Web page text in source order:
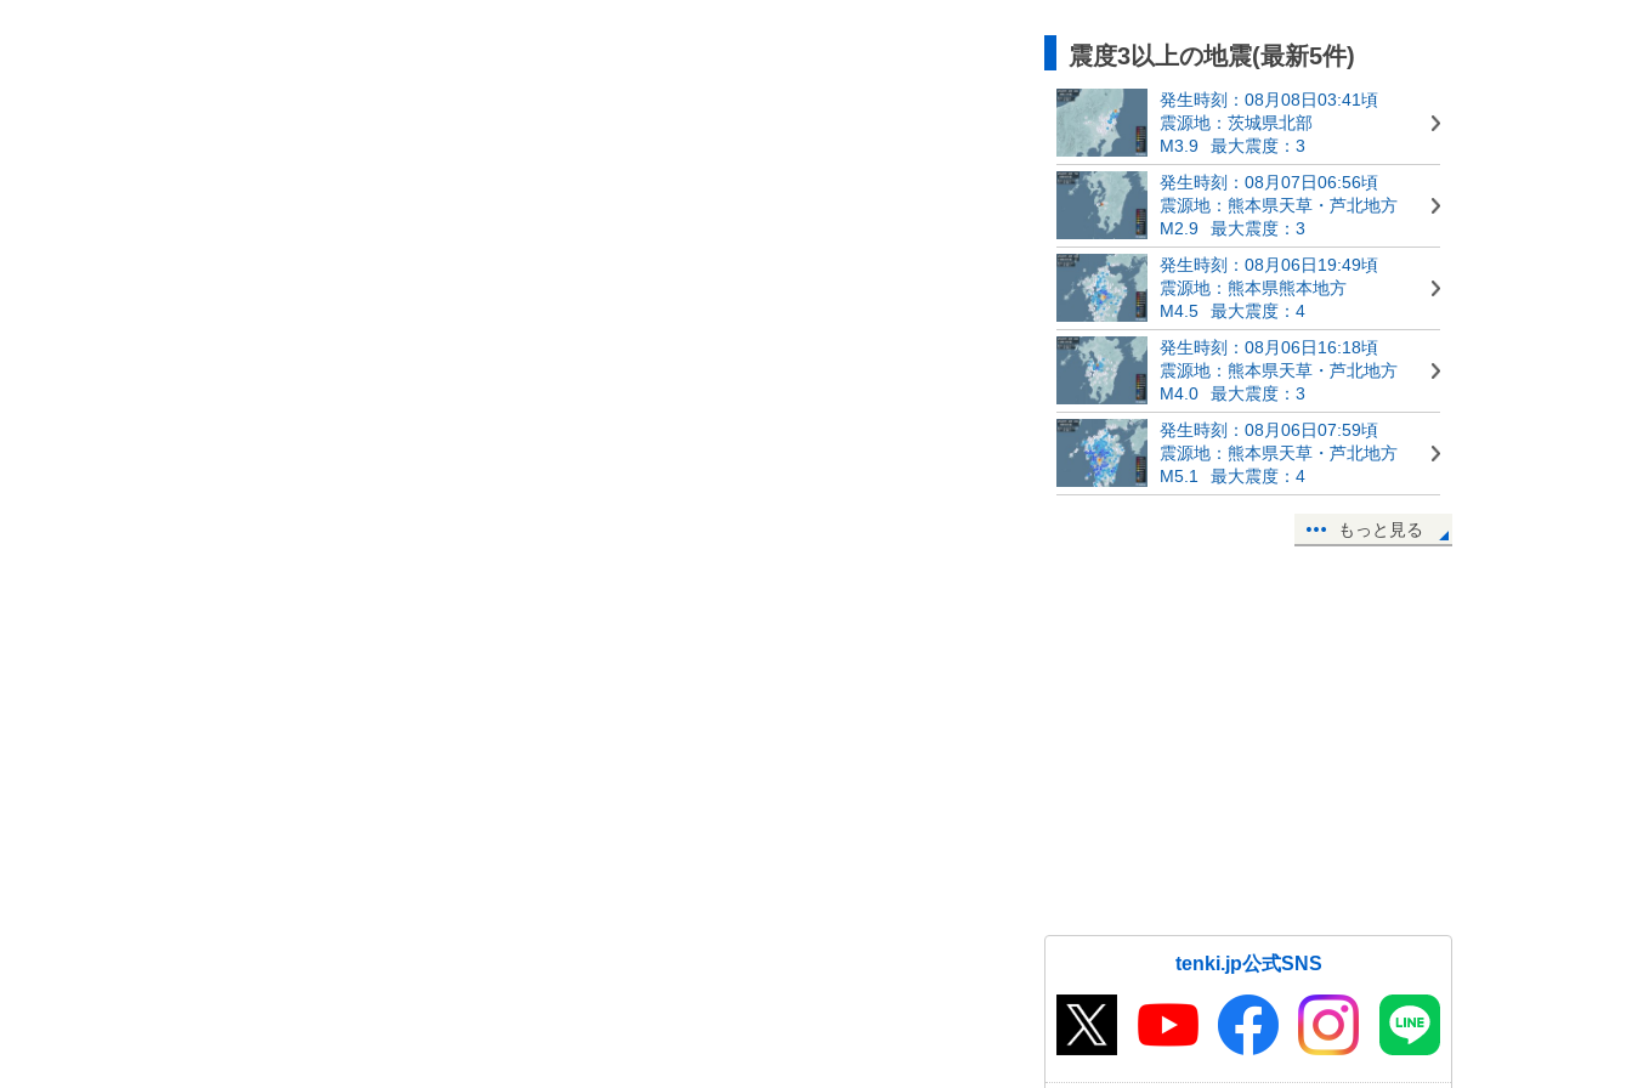
震度3以上の地震(最新5件)
発生時刻：08月08日03:41頃
震源地：茨城県北部
M3.9
最大震度：3
発生時刻：08月07日06:56頃
震源地：熊本県天草・芦北地方
M2.9
最大震度：3
発生時刻：08月06日19:49頃
震源地：熊本県熊本地方
M4.5
最大震度：4
発生時刻：08月06日16:18頃
震源地：熊本県天草・芦北地方
M4.0
最大震度：3
発生時刻：08月06日07:59頃
震源地：熊本県天草・芦北地方
M5.1
最大震度：4
もっと見る
tenki.jp公式SNS